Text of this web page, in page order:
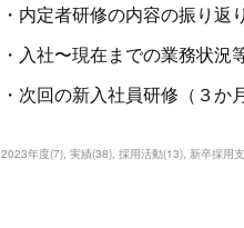
・内定者研修の内容の振り返り
・入社〜現在までの業務状況
・次回の新入社員研修（３か
2023年度(7) 実績(38) 採用活動(13) 新卒採用